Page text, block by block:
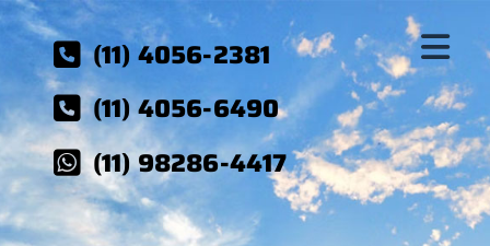
(11) 4056-2381
(11) 4056-6490
(11) 98286-4417